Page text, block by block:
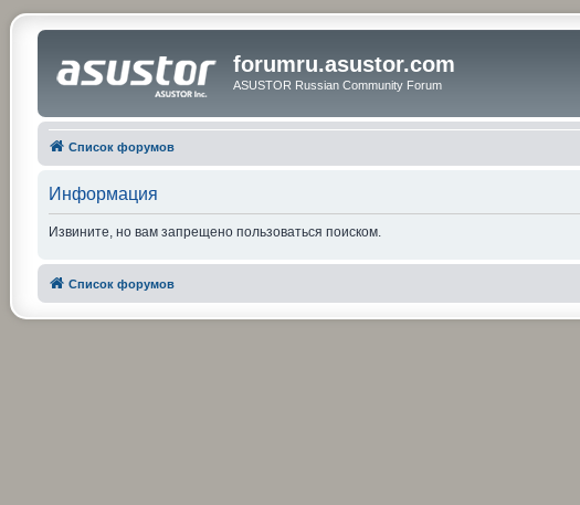
forumru.asustor.com
ASUSTOR Russian Community Forum
Список форумов
Информация
Извините, но вам запрещено пользоваться поиском.
Список форумов